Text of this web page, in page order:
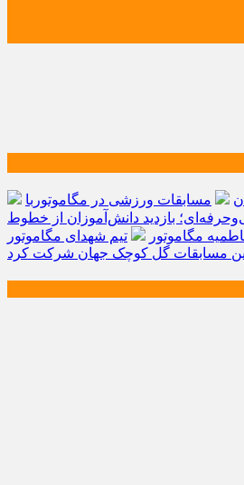
مسابقات ورزشی در مگاموتوربا
بازدید دانش‌آموزان از خطوط
مگاموتور
تیم شهدای مگاموتور
مسابقات گل کوچک جهان شرکت کرد